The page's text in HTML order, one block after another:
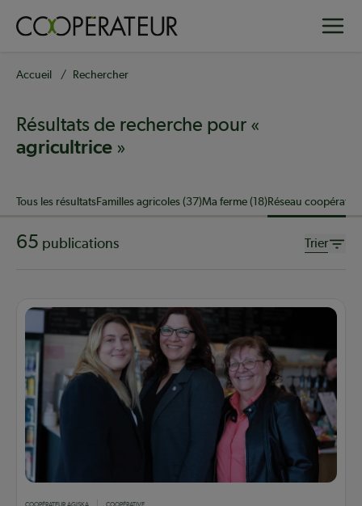
principal
Fil
Accueil Rechercher
Résultats de recherche pour «
agricultrice »
Tous les résultatsFamilles agricoles (37)Ma ferme (18)Réseau coopératif
65 publications Trier